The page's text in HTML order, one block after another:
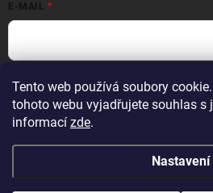
Tento web používá soubory
tohoto webu vyjadřujete souhlas s
informací zde.
Nastavení
E-MAIL
Vložením e-mailu souhlasíte s